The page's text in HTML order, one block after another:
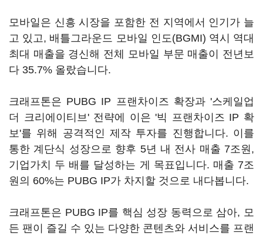
모바일은 신흥 시장을 포함한 전 지역에서 인기가 늘
고 있고, 배틀그라운드 모바일 인도(BGMI) 역시 역대
최대 매출을 경신해 전체 모바일 부문 매출이 전년보
다 35.7% 올랐습니다.
크래프톤은 PUBG IP 프랜차이즈 확장과 '스케일업
더 크리에이티브' 전략에 이은 '빅 프랜차이즈 IP 확
보'를 위해 공격적인 제작 투자를 진행합니다. 이를
통한 계단식 성장으로 향후 5년 내 전사 매출 7조원,
기업가치 두 배를 달성하는 게 목표입니다. 매출 7조
원의 60%는 PUBG IP가 차지할 것으로 내다봅니다.
크래프톤은 PUBG IP를 핵심 성장 동력으로 삼아, 모
든 팬이 즐길 수 있는 다양한 콘텐츠와 서비스를 프랜